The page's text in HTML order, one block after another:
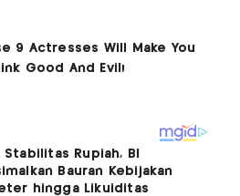
Stabilitas Rupiah, BI
Bauran Kebijakan
hingga Likuiditas